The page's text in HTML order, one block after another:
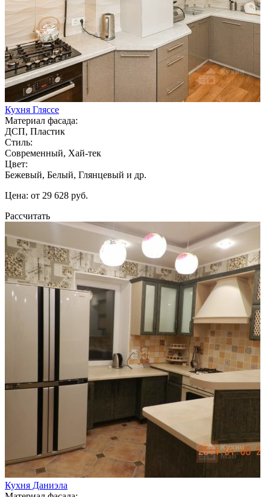
Кухня Гляссе
Материал фасада:
ДСП, Пластик
Стиль:
Современный, Хай-тек
Цвет:
Бежевый, Белый, Глянцевый и др.
Цена: от 29 628 руб.
Рассчитать
Кухня Даниэла